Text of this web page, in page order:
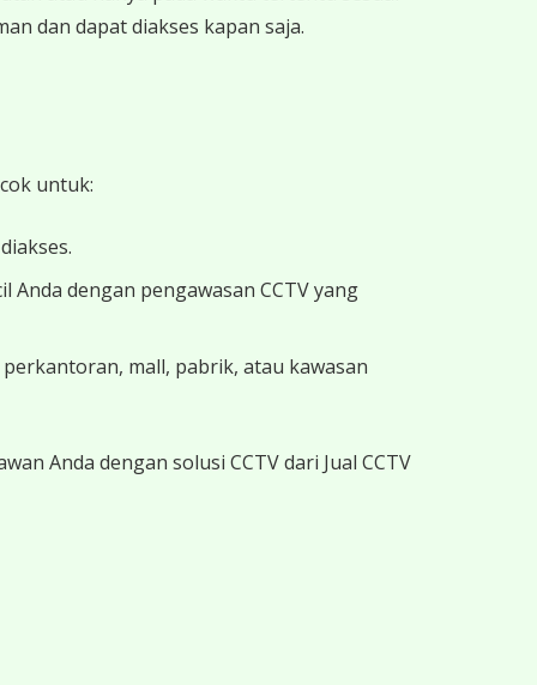
dan dapat diakses kapan saja.
untuk:
dengan pengawasan CCTV yang
mall, pabrik, atau kawasan
Anda dengan solusi CCTV dari Jual CCTV